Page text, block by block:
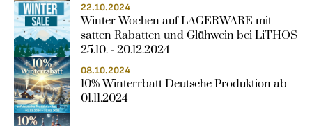
22.10.2024
Winter Wochen auf LAGERWARE mit
satten Rabatten und Glühwein bei LiTHOS
25.10. - 20.12.2024
08.10.2024
10% Winterrbatt Deutsche Produktion ab
01.11.2024